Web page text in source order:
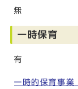
無
一時保育
有
一時的保育事業